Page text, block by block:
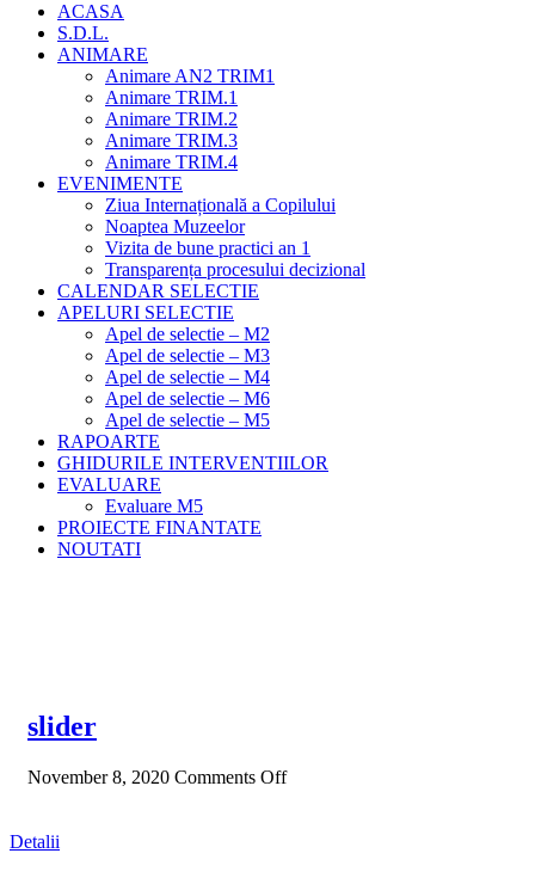
ACASA
S.D.L.
ANIMARE
Animare AN2 TRIM1
Animare TRIM.1
Animare TRIM.2
Animare TRIM.3
Animare TRIM.4
EVENIMENTE
Ziua Internațională a Copilului
Noaptea Muzeelor
Vizita de bune practici an 1
Transparența procesului decizional
CALENDAR SELECTIE
APELURI SELECTIE
Apel de selectie – M2
Apel de selectie – M3
Apel de selectie – M4
Apel de selectie – M6
Apel de selectie – M5
RAPOARTE
GHIDURILE INTERVENTIILOR
EVALUARE
Evaluare M5
PROIECTE FINANTATE
NOUTATI
slider
November 8, 2020 Comments Off
Detalii